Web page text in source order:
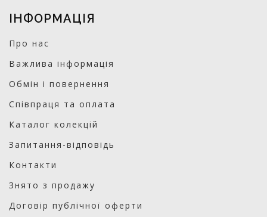
ІНФОРМАЦІЯ
Про нас
Важлива інформація
Обмін і повернення
Співпраця та оплата
Каталог колекцій
Запитання-відповідь
Контакти
Знято з продажу
Договір публічної оферти